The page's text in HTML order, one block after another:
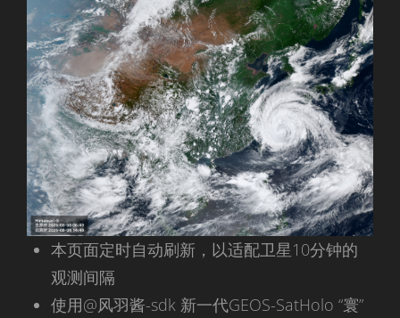
本页面定时自动刷新，以适配卫星10分钟的
观测间隔
使用@风羽酱-sdk 新一代GEOS-SatHolo “寰”